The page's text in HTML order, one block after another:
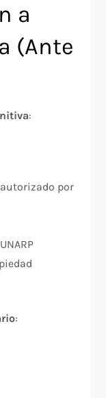
a
(Ante
:​
por
:​